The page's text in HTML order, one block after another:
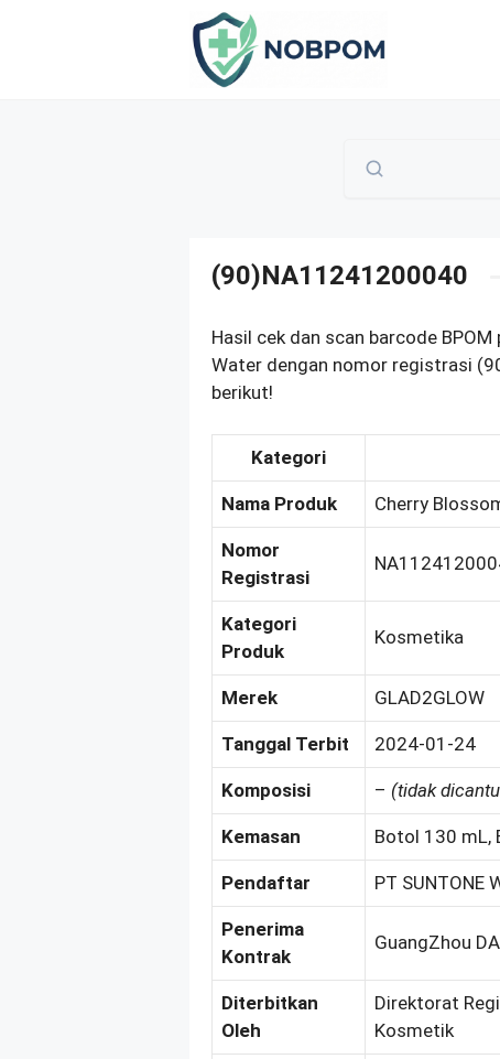
(90)NA11241200040
Hasil cek dan scan barcode
Water dengan nomor registrasi
berikut!
Kategori
Nama Produk Cherry
Nomor
Registrasi
Kategori
Produk
Kosmetika
Merek GLAD2GLOW
Tanggal Terbit 2024-01-24
Komposisi – (tidak
Kemasan Botol 130 mL,
Pendaftar PT SUNTONE
Penerima
Kontrak
GuangZhou
Diterbitkan
Oleh
Direktorat
Kosmetik